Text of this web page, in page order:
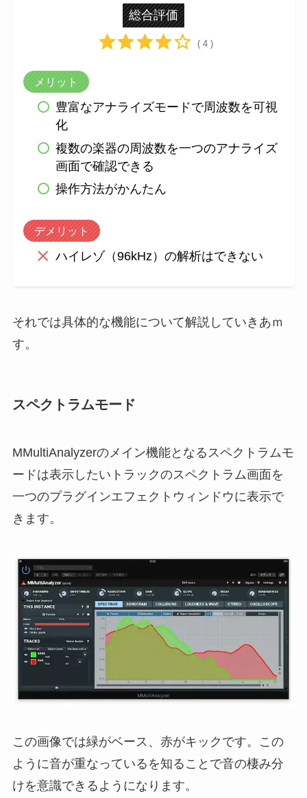
総合評価
( 4 )
メリット
豊富なアナライズモードで周波数を可視
化
複数の楽器の周波数を一つのアナライズ
画面で確認できる
操作方法がかんたん
デメリット
ハイレゾ（96kHz）の解析はできない
それでは具体的な機能について解説していきあｍ
す。
スペクトラムモード
MMultiAnalyzerのメイン機能となるスペクトラムモ
ードは表示したいトラックのスペクトラム画面を
一つのプラグインエフェクトウィンドウに表示で
きます。
この画像では緑がベース、赤がキックです。この
ように音が重なっているを知ることで音の棲み分
けを意識できるようになります。